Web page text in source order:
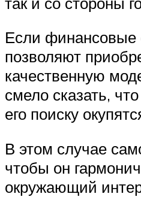
Если финансовые
позволяют
качественную
смело сказать,
его поиску
В этом случае
чтобы он
окружающий